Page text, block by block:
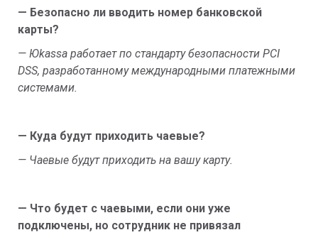
— Безопасно ли вводить номер банковской
карты?
— Юkassa работает по стандарту безопасности PCI
DSS, разработанному международными платежными
системами.
— Куда будут приходить чаевые?
— Чаевые будут приходить на вашу карту.
— Что будет с чаевыми, если они уже
подключены, но сотрудник не привязал